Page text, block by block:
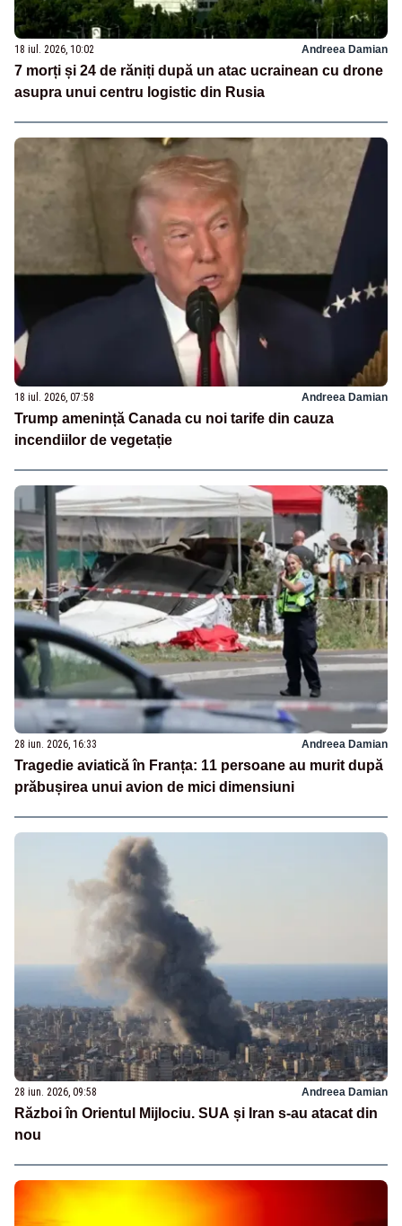
18 iul. 2026, 10:02 Andreea Damian
7 morți și 24 de răniți după un atac ucrainean cu drone
asupra unui centru logistic din Rusia
18 iul. 2026, 07:58 Andreea Damian
Trump amenință Canada cu noi tarife din cauza
incendiilor de vegetație
28 iun. 2026, 16:33 Andreea Damian
Tragedie aviatică în Franța: 11 persoane au murit după
prăbușirea unui avion de mici dimensiuni
28 iun. 2026, 09:58 Andreea Damian
Război în Orientul Mijlociu. SUA și Iran s-au atacat din
nou